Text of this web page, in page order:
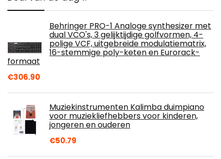
Behringer PRO-1 Analoge synthesizer met
dual VCO's, 3 gelijktijdige golfvormen, 4-
polige VCF, uitgebreide modulatiematrix,
16-stemmige poly-keten en Eurorack-
formaat
€306.90
Muziekinstrumenten Kalimba duimpiano
voor muziekliefhebbers voor kinderen,
jongeren en ouderen
€50.79